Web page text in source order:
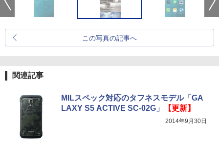
この写真の記事へ
関連記事
MILスペック対応のタフネスモデル「GA
LAXY S5 ACTIVE SC-02G」
【更新】
2014年9月30日